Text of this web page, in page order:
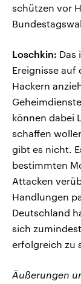
schützen vor
Loschkin: Das
Ereignisse auf
Hackern
können dabei
schaffen
gibt es nicht.
bestimmten
Attacken
Handlungen
Deutschland
sich
erfolgreich zu
Äußerungen